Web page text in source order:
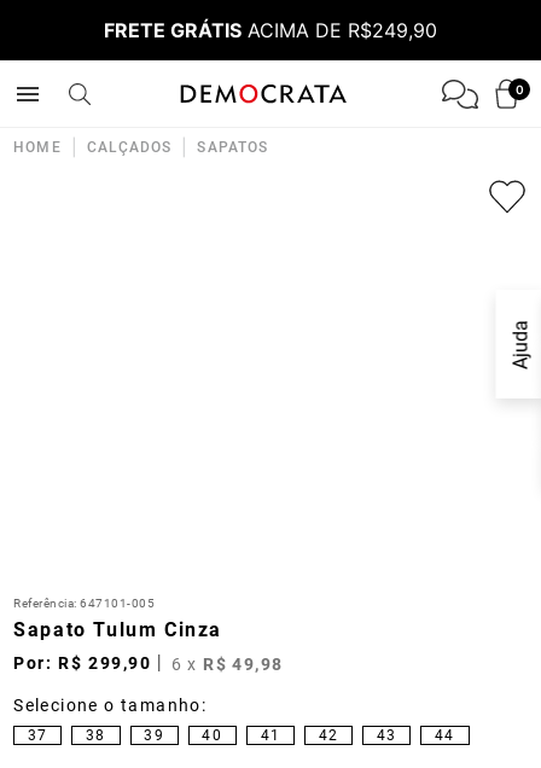
FRETE GRÁTIS ACIMA DE R$249,90
0
Ajuda
HOME CALÇADOS SAPATOS
Referência:647101-005
Sapato Tulum Cinza
R$ 299,90 6 x R$ 49,98
37 38 39 40 41 42 43 44